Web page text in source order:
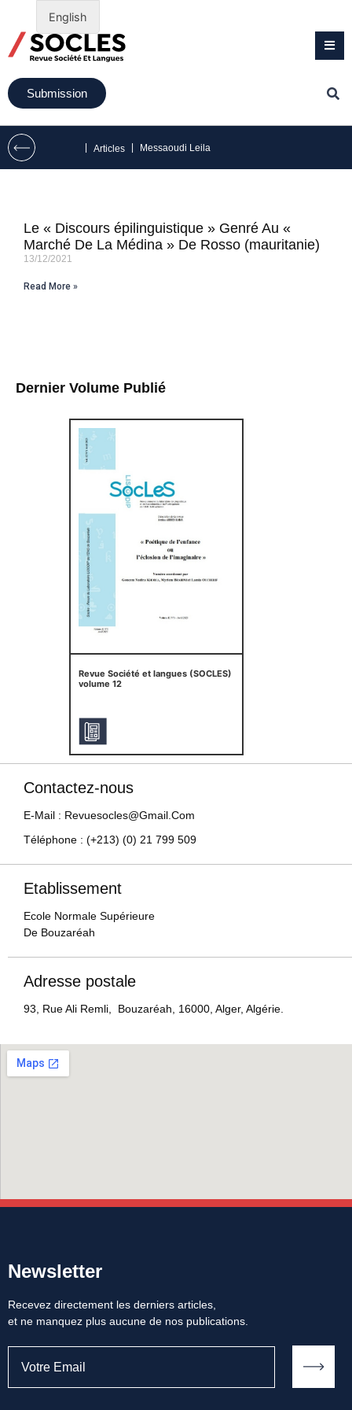
Submission
Articles Messaoudi Leila
Dernier Volume Publié
Revue Société et langues (SOCLES)
volume 12
Le « Discours épilinguistique » Genré Au «
Marché De La Médina » De Rosso (mauritanie)
13/12/2021
Read More »
Contactez-nous
E-Mail : Revuesocles@gmail.com
Téléphone : (+213) (0) 21 799 509
Etablissement
Ecole Normale Supérieure
De Bouzaréah
Adresse postale
93, Rue Ali Remli, Bouzaréah, 16000, Alger, Algérie.
Newsletter
Recevez directement les derniers articles,
et ne manquez plus aucune de nos publications.
English